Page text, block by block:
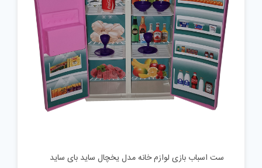
ست اسباب بازی لوازم خانه مدل یخچال ساید بای ساید